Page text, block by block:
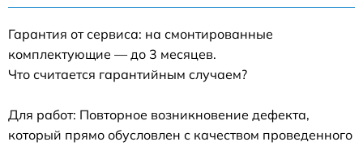
Гарантия от сервиса: на смонтированные
комплектующие — до 3 месяцев.
Что считается гарантийным случаем?
Для работ: Повторное возникновение дефекта,
который прямо обусловлен с качеством проведенного